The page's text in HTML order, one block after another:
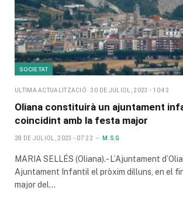
SOCIETAT
ULTIMA ACTUALITZACIÓ 30 DE JULIOL, 2023 - 10:42
Oliana constituirà un ajuntament
coincidint amb la festa major
28 DE JULIOL, 2023 - 07:22 M.S.G
MARIA SELLÉS (Oliana).- L’Ajuntament
Ajuntament Infantil el pròxim dilluns, en el
major del…